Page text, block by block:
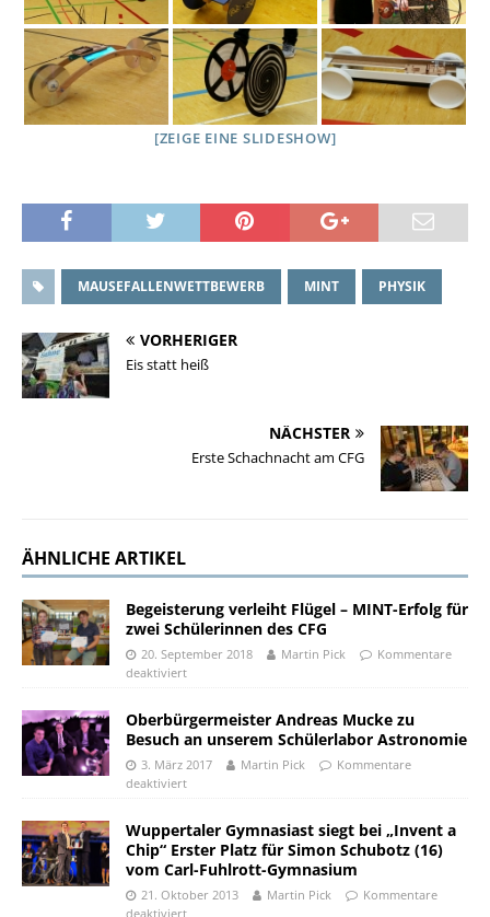
[ZEIGE EINE SLIDESHOW]
MAUSEFALLENWETTBEWERB MINT PHYSIK
VORHERIGER
Eis statt heiß
NÄCHSTER
Erste Schachnacht am CFG
ÄHNLICHE ARTIKEL
Begeisterung verleiht Flügel – MINT-Erfolg für
zwei Schülerinnen des CFG
20. September 2018 Martin Pick
Kommentare
deaktiviert
Oberbürgermeister Andreas Mucke zu
Besuch an unserem Schülerlabor Astronomie
3. März 2017 Martin Pick
Kommentare
deaktiviert
Wuppertaler Gymnasiast siegt bei „Invent a
Chip“ Erster Platz für Simon Schubotz (16)
vom Carl-Fuhlrott-Gymnasium
21. Oktober 2013 Martin Pick
Kommentare
deaktiviert